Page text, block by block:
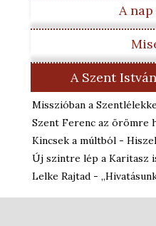
A
A Szent
Misszióban a
Szent Ferenc az örömre
Kincsek a múltból -
Új szintre lép a Karitasz
Lelke Rajtad -